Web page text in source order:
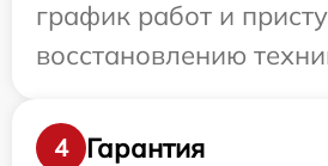
график работ и
восстановлению
4
Гарантия